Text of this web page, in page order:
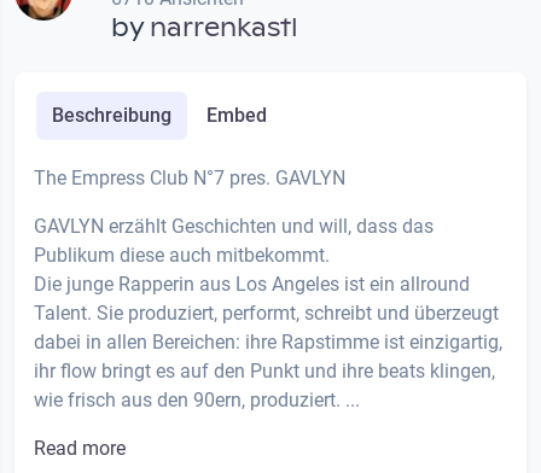
bynarrenkastl
Beschreibung Embed
The Empress Club N°7 pres. GAVLYN
GAVLYN erzählt Geschichten und will, dass das
Publikum diese auch mitbekommt.
Die junge Rapperin aus Los Angeles ist ein allround
Talent. Sie produziert, performt, schreibt und überzeugt
dabei in allen Bereichen: ihre Rapstimme ist einzigartig,
ihr flow bringt es auf den Punkt und ihre beats klingen,
wie frisch aus den 90ern, produziert. ...
Read more